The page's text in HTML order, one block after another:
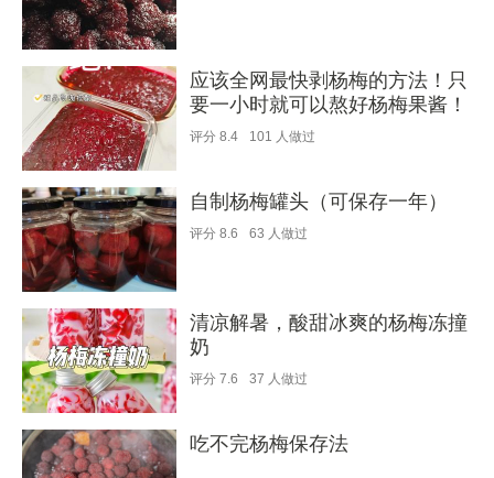
应该全网最快剥杨梅的方法！只
要一小时就可以熬好杨梅果酱！
评分 8.4 101 人做过
自制杨梅罐头（可保存一年）
评分 8.6 63 人做过
清凉解暑，酸甜冰爽的杨梅冻撞
奶
评分 7.6 37 人做过
吃不完杨梅保存法